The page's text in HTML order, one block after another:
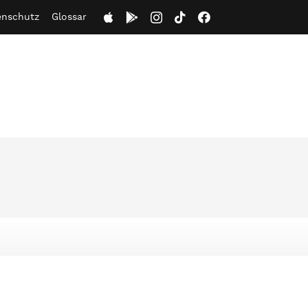
Glossar